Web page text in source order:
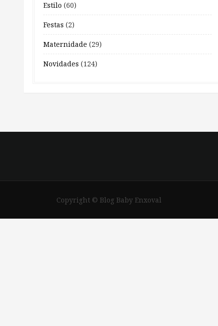
Estilo (60)
Festas (2)
Maternidade (29)
Novidades (124)
Copyright © Blog Baby Enxoval